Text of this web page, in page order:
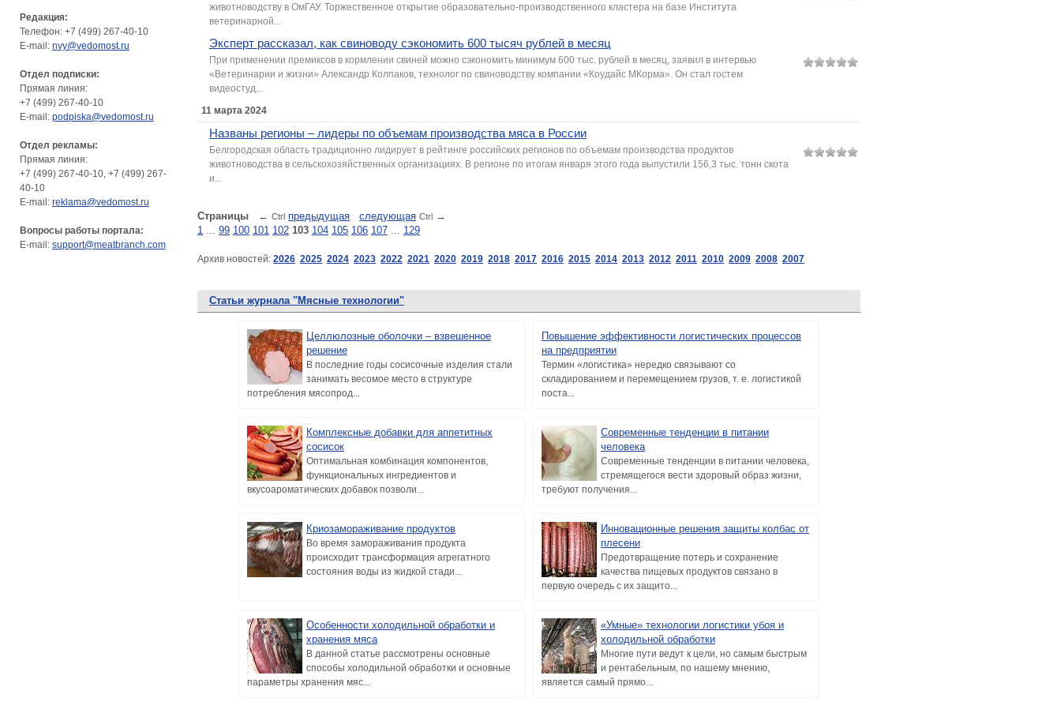
Редакция:
Телефон: +7 (499) 267-40-10
E-mail: nvy@vedomost.ru
Отдел подписки:
Прямая линия:
+7 (499) 267-40-10
E-mail: podpiska@vedomost.ru
Отдел рекламы:
Прямая линия:
+7 (499) 267-40-10, +7 (499) 267-
40-10
E-mail: reklama@vedomost.ru
Вопросы работы портала:
E-mail: support@meatbranch.com
животноводству в ОмГАУ. Торжественное открытие образовательно-производственного кластера на базе Института
ветеринарной...
Эксперт рассказал, как свиноводу сэкономить 600 тысяч рублей в месяц
При применении премиксов в кормлении свиней можно сэкономить минимум 600 тыс. рублей в месяц, заявил в интервью
«Ветеринарии и жизни» Александр Колпаков, технолог по свиноводству компании «Коудайс МКорма». Он стал гостем
видеостуд...
11 марта 2024
Названы регионы – лидеры по объемам производства мяса в России
Белгородская область традиционно лидирует в рейтинге российских регионов по объемам производства продуктов
животноводства в сельскохозяйственных организациях. В регионе по итогам января этого года выпустили 156,3 тыс. тонн скота
и...
Страницы ← Ctrl предыдущая cледующая Ctrl →
1
99 100 101 102 103 104 105 106 107 129
Архив новостей: 2026 2025 2024 2023 2022 2021 2020 2019 2018 2017 2016 2015 2014 2013 2012 2011 2010 2009 2008 2007
Статьи журнала "Мясные технологии"
Целлюлозные оболочки – взвешенное
решение
В последние годы сосисочные изделия стали
занимать весомое место в структуре
потребления мясопрод...
Повышение эффективности логистических процессов
на предприятии
Термин «логистика» нередко связывают со
складированием и перемещением грузов, т. е. логистикой
поста...
Комплексные добавки для аппетитных
сосисок
Оптимальная комбинация компонентов,
функциональных ингредиентов и
вкусоароматических добавок позволи...
Современные тенденции в питании
человека
Современные тенденции в питании человека,
стремящегося вести здоровый образ жизни,
требуют получения...
Криозамораживание продуктов
Во время замораживания продукта
происходит трансформация агрегатного
состояния воды из жидкой стади...
Инновационные решения защиты колбас от
плесени
Предотвращение потерь и сохранение
качества пищевых продуктов связано в
первую очередь с их защито...
Особенности холодильной обработки и
хранения мяса
В данной статье рассмотрены основные
способы холодильной обработки и основные
параметры хранения мяс...
«Умные» технологии логистики убоя и
холодильной обработки
Многие пути ведут к цели, но самым быстрым
и рентабельным, по нашему мнению,
является самый прямо...